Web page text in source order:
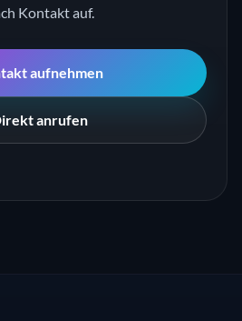
Kontakt auf.
aufnehmen
anrufen